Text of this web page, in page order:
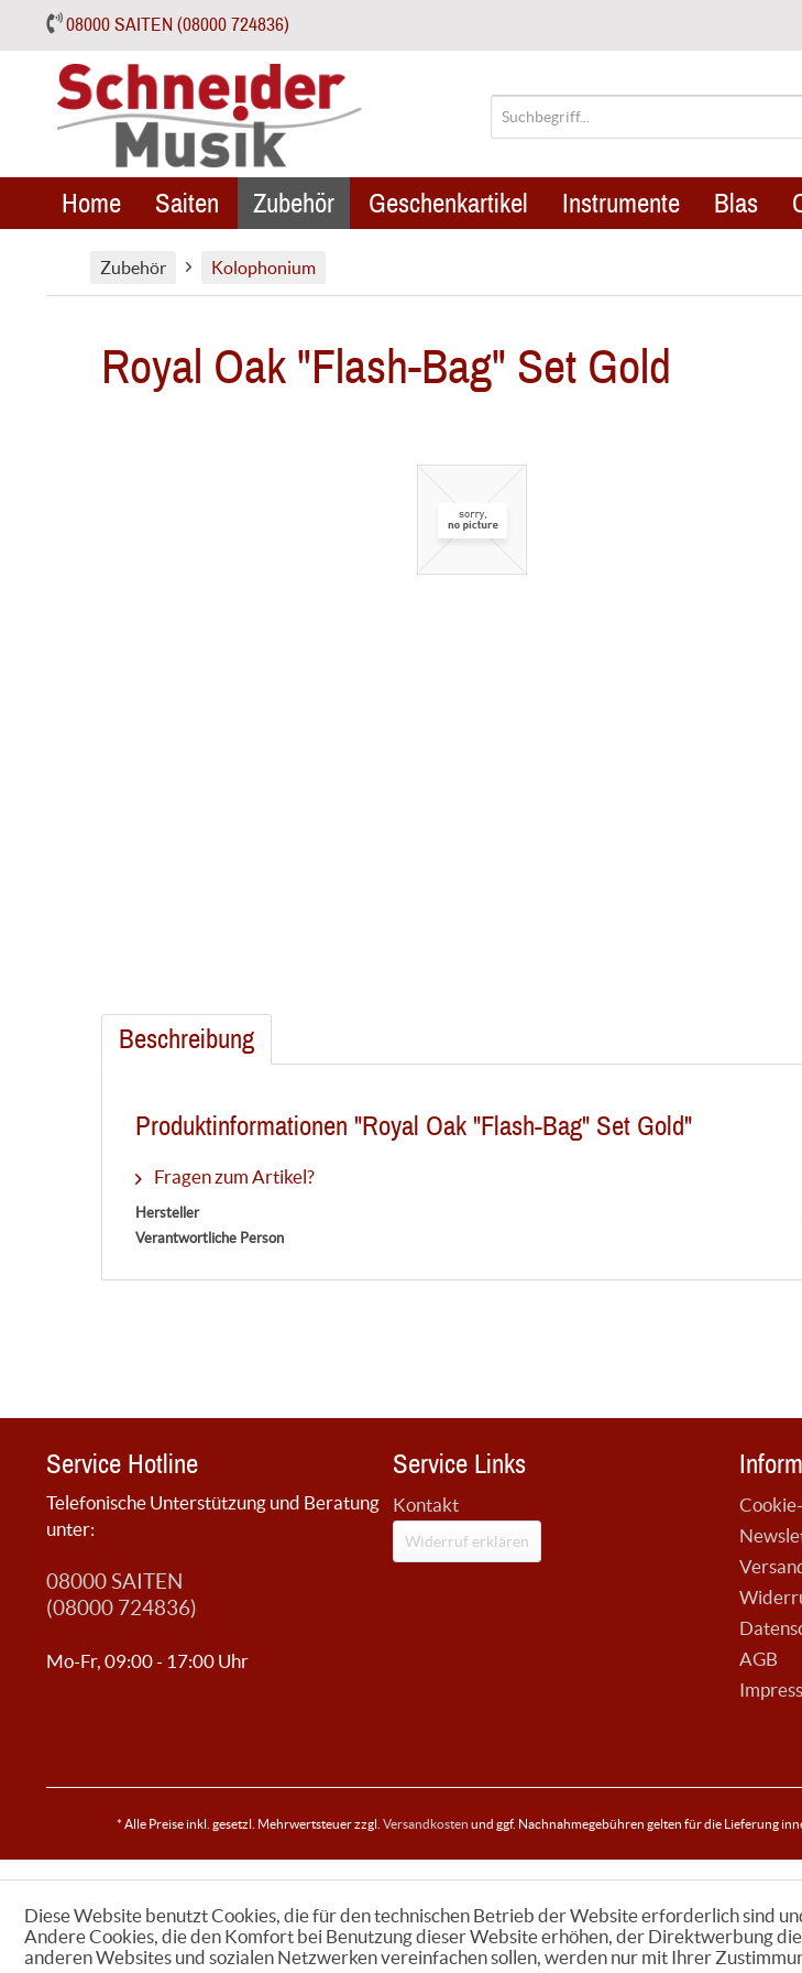
08000 SAITEN (08000 724836)
Home Saiten Zubehör Geschenkartikel Instrumente Blas
Zubehör Kolophonium
Royal Oak "Flash-Bag" Set Gold
Beschreibung
Produktinformationen "Royal Oak "Flash-Bag" Set Gold"
Fragen zum Artikel?
Hersteller
Verantwortliche Person
Service Hotline
Telefonische Unterstützung und Beratung
unter:
08000 SAITEN
(08000 724836)
Mo-Fr, 09:00 - 17:00 Uhr
Service Links
Kontakt
Widerruf erklären
AGB
* Alle Preise inkl. gesetzl. Mehrwertsteuer zzgl. Versandkosten und ggf. Nachnahmegebühren gelten für die Lieferung
Diese Website benutzt Cookies, die für den technischen Betrieb der Website erforderlich sind
Andere Cookies, die den Komfort bei Benutzung dieser Website erhöhen, der Direktwerbung
anderen Websites und sozialen Netzwerken vereinfachen sollen, werden nur mit Ihrer